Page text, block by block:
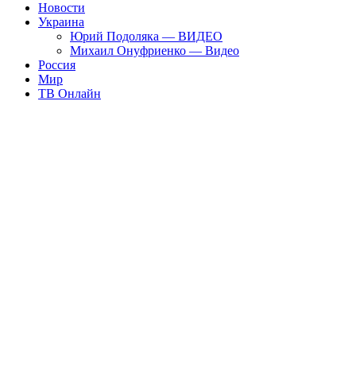
Новости
Украина
Юрий Подоляка — ВИДЕО
Михаил Онуфриенко — Видео
Россия
Мир
ТВ Онлайн